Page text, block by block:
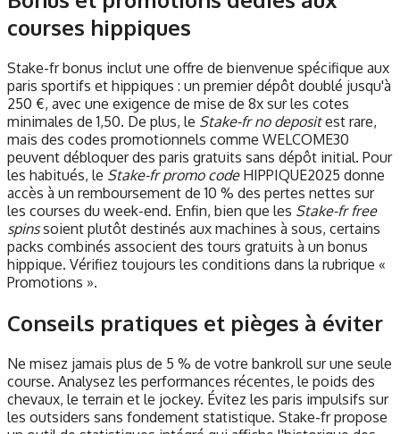
courses hippiques
Stake-fr bonus inclut une offre de bienvenue spécifique aux
paris sportifs et hippiques : un premier dépôt doublé jusqu'à
250 €, avec une exigence de mise de 8x sur les cotes
minimales de 1,50. De plus, le Stake-fr no depositest rare,
mais des codes promotionnels comme WELCOME30
peuvent débloquer des paris gratuits sans dépôt initial. Pour
les habitués, le Stake-fr promo codeHIPPIQUE2025 donne
accès à un remboursement de 10 % des pertes nettes sur
les courses du week-end. Enfin, bien que les Stake-fr free
spinssoient plutôt destinés aux machines à sous, certains
packs combinés associent des tours gratuits à un bonus
hippique. Vérifiez toujours les conditions dans la rubrique «
Promotions ».
Conseils pratiques et pièges à éviter
Ne misez jamais plus de 5 % de votre bankroll sur une seule
course. Analysez les performances récentes, le poids des
chevaux, le terrain et le jockey. Évitez les paris impulsifs sur
les outsiders sans fondement statistique. Stake-fr propose